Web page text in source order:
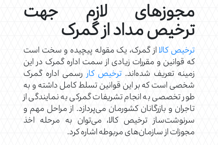
مجوزهای لازم جهت
ترخیص مداد از گمرک
ترخیص کالااز گمرک، یک مقوله پیچیده و سخت است
که قوانین و مقررات زیادی از سمت اداره گمرک در این
زمینه تعریف شده‌اند. ترخیص کاررسمی اداره گمرک
شخصی است که بر این قوانین تسلط کامل داشته و به
طور تخصصی به انجام تشریفات گمرکی به نمایندگی از
تاجران و بازرگانان کشورمان می‌پردازد. از مراحل مهم و
سرنوشت‌ساز ترخیص کالا، می‌توان به مرحله اخذ
مجوزات از سازمان‌های مربوطه اشاره کرد.